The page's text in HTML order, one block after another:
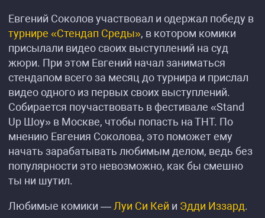
Евгений Соколов участвовал и одержал победу в
турнире «Стендап Среды», в котором комики
присылали видео своих выступлений на суд
жюри. При этом Евгений начал заниматься
стендапом всего за месяц до турнира и прислал
видео одного из первых своих выступлений.
Собирается поучаствовать в фестивале «Stand
Up Шоу» в Москве, чтобы попасть на ТНТ. По
мнению Евгения Соколова, это поможет ему
начать зарабатывать любимым делом, ведь без
популярности это невозможно, как бы смешно
ты ни шутил.
Любимые комики — Луи Си Кей и Эдди Иззард.